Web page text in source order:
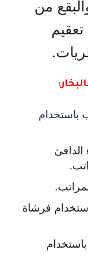
من
باستخدام
فرشاة